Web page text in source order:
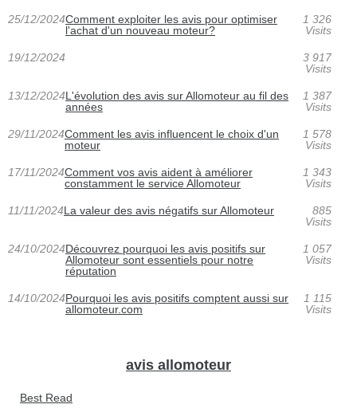
25/12/2024Comment exploiter les avis pour optimiser
l'achat d'un nouveau moteur?
1 326
Visits
19/12/2024
3 917
Visits
13/12/2024L'évolution des avis sur Allomoteur au fil des
années
1 387
Visits
29/11/2024Comment les avis influencent le choix d'un
moteur
1 578
Visits
17/11/2024Comment vos avis aident à améliorer
constamment le service Allomoteur
1 343
Visits
11/11/2024La valeur des avis négatifs sur Allomoteur
885
Visits
24/10/2024Découvrez pourquoi les avis positifs sur
Allomoteur sont essentiels pour notre
réputation
1 057
Visits
14/10/2024Pourquoi les avis positifs comptent aussi sur
allomoteur.com
1 115
Visits
avis allomoteur
Best Read